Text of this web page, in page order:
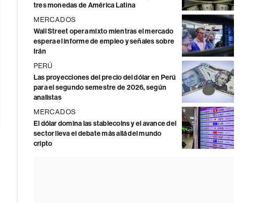
tres monedas de América Latina
MERCADOS
Wall Street opera mixto mientras el mercado
espera el informe de empleo y señales sobre
Irán
PERÚ
Las proyecciones del precio del dólar en Perú
para el segundo semestre de 2026, según
analistas
MERCADOS
El dólar domina las stablecoins y el avance del
sector lleva el debate más allá del mundo
cripto